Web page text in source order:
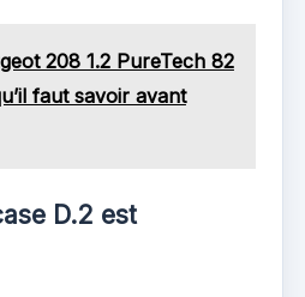
208 1.2 PureTech 82
faut savoir avant
D.2 est